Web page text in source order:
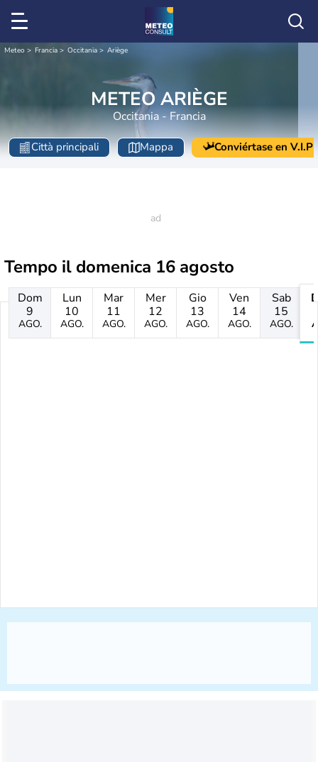
Meteo Francia Occitania Ariège
METEO ARIÈGE
Occitania - Francia
Città principali Mappa Conviértase en V.I.P
Tempo il domenica 16 agosto
Dom
9
AGO.
Lun
10
AGO.
Mar
11
AGO.
Mer
12
AGO.
Gio
13
AGO.
Ven
14
AGO.
Sab
15
AGO.